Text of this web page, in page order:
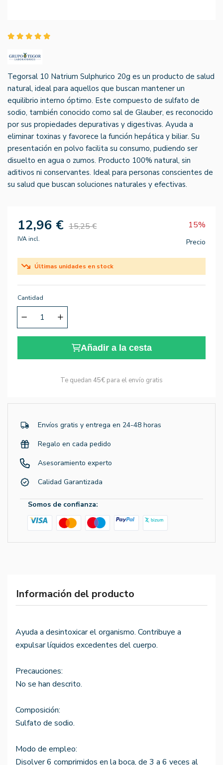
Tegorsal 10 Natrium Sulphurico 20g es un producto de salud
natural, ideal para aquellos que buscan mantener un
equilibrio interno óptimo. Este compuesto de sulfato de
sodio, también conocido como sal de Glauber, es reconocido
por sus propiedades depurativas y digestivas. Ayuda a
eliminar toxinas y favorece la función hepática y biliar. Su
presentación en polvo facilita su consumo, pudiendo ser
disuelto en agua o zumos. Producto 100% natural, sin
aditivos ni conservantes. Ideal para personas conscientes de
su salud que buscan soluciones naturales y efectivas.
12,96 € 15,25 € 15%
IVA incl. Precio
Últimas unidades en stock
Cantidad
Añadir a la cesta
Te quedan 45€ para el envío gratis
Envíos gratis y entrega en 24-48 horas
Regalo en cada pedido
Asesoramiento experto
Calidad Garantizada
Somos de confianza:
Información del producto
Ayuda a desintoxicar el organismo. Contribuye a
expulsar líquidos excedentes del cuerpo.
Precauciones:
No se han descrito.
Composición:
Sulfato de sodio.
Modo de empleo:
Disolver 6 comprimidos en la boca, de 3 a 6 veces al